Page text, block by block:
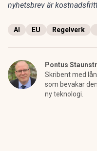
nyhetsbrev är
AI EU Regelverk
Pontus
Skribent med
som bevakar
ny teknologi.